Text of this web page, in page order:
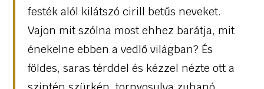
festék alól kilátszó cirill betűs neveket.
Vajon mit szólna most ehhez barátja, mit
énekelne ebben a vedlő világban? És
földes, saras térddel és kézzel nézte ott a